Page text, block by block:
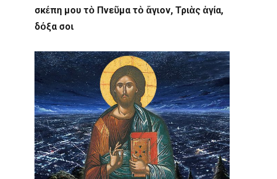
σκέπη μου τὸ Πνεῦμα τὸ ἅγιον, Τριὰς ἁγία,
δόξα σοι